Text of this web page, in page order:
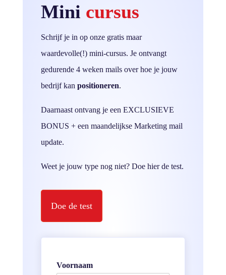
Mini cursus
Schrijf je in op onze gratis maar
waardevolle(!) mini-cursus. Je ontvangt
gedurende 4 weken mails over hoe je jouw
bedrijf kan positioneren.
Daarnaast ontvang je een EXCLUSIEVE
BONUS + een maandelijkse Marketing mail
update.
Weet je jouw type nog niet? Doe hier de test.
Doe de test
Voornaam